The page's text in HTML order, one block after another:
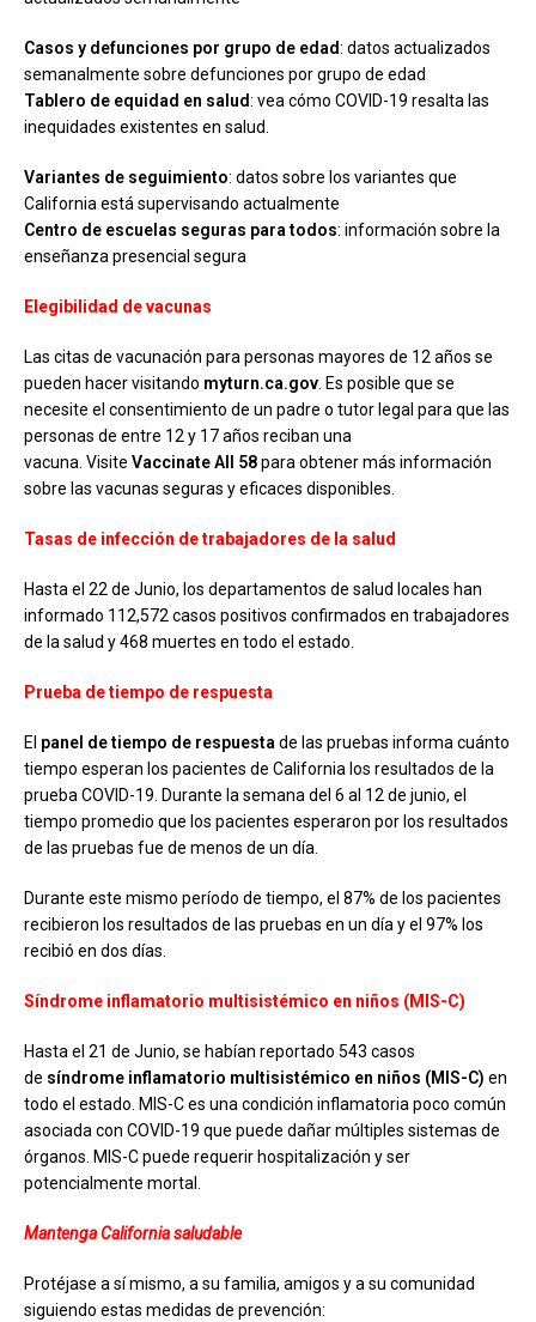
Casos y defunciones por grupo de edad: datos actualizados
semanalmente sobre defunciones por grupo de edad
Tablero de equidad en salud: vea cómo COVID-19 resalta las
inequidades existentes en salud.
Variantes de seguimiento: datos sobre los variantes que
California está supervisando actualmente
Centro de escuelas seguras para todos: información sobre la
enseñanza presencial segura
Elegibilidad de vacunas
Las citas de vacunación para personas mayores de 12 años se
pueden hacer visitando myturn.ca.gov . Es posible que se
necesite el consentimiento de un padre o tutor legal para que las
personas de entre 12 y 17 años reciban una
vacuna. Visite Vaccinate All 58para obtener más información
sobre las vacunas seguras y eficaces disponibles.
Tasas de infección de trabajadores de la salud
Hasta el 22 de Junio, los departamentos de salud locales han
informado 112,572 casos positivos confirmados en trabajadores
de la salud y 468 muertes en todo el estado.
Prueba de tiempo de respuesta
El panel de tiempo de respuesta de las pruebas informa cuánto
tiempo esperan los pacientes de California los resultados de la
prueba COVID-19. Durante la semana del 6 al 12 de junio, el
tiempo promedio que los pacientes esperaron por los resultados
de las pruebas fue de menos de un día.
Durante este mismo período de tiempo, el 87% de los pacientes
recibieron los resultados de las pruebas en un día y el 97% los
recibió en dos días.
Síndrome inflamatorio multisistémico en niños (MIS-C)
Hasta el 21 de Junio, se habían reportado 543 casos
de síndrome inflamatorio multisistémico en niños (MIS-C) en
todo el estado. MIS-C es una condición inflamatoria poco común
asociada con COVID-19 que puede dañar múltiples sistemas de
órganos. MIS-C puede requerir hospitalización y ser
potencialmente mortal.
Mantenga California saludable
Protéjase a sí mismo, a su familia, amigos y a su comunidad
siguiendo estas medidas de prevención: